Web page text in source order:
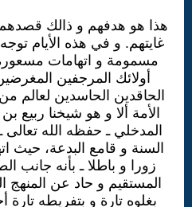
هذا هو هدفهم و ذالك
غايتهم. و في هذه الأيام
مسمومة و اتهامات
أولائك المرجفين
الحاقدين الحاسدين لعالم
الأمة ألا و هو شيخنا ربيع
المدخلي ـ حفظه الله تعالى
السنة و قامع البدعة، حيث
زورا و باطلا ـ بأنه جانب
المستقيم و حاد عن المنهج
بغلوه تارة و بتفريطه تارة